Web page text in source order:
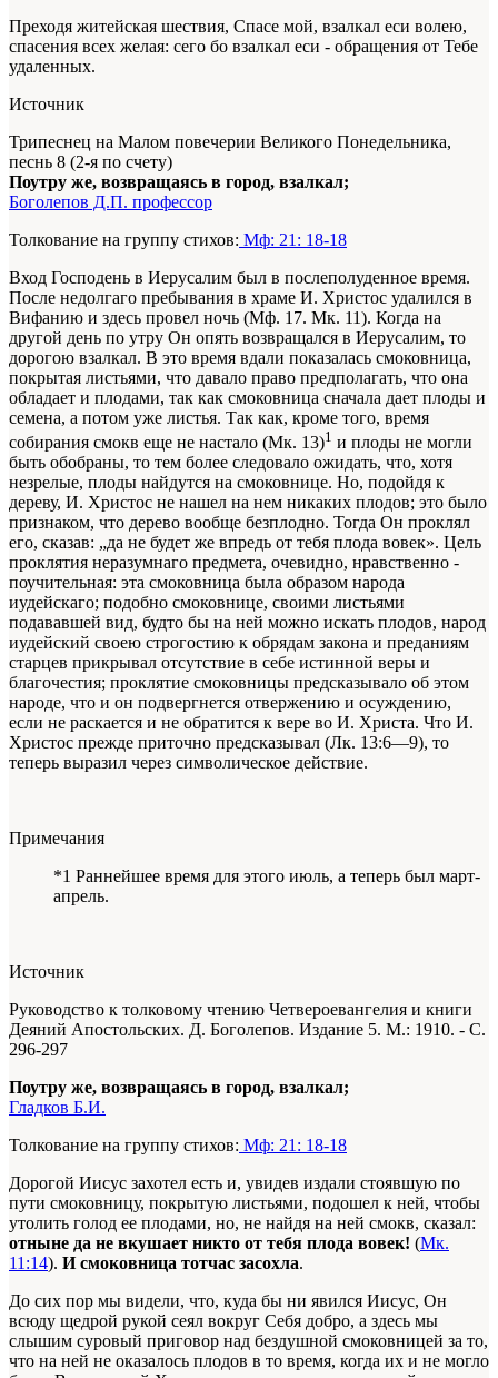
Преходя житейская шествия, Спасе мой, взалкал еси волею,
спасения всех желая: сего бо взалкал еси - обращения от Тебе
удаленных.
Источник
Трипеснец на Малом повечерии Великого Понедельника,
песнь 8 (2-я по счету)
Поутру же, возвращаясь в город, взалкал;
Боголепов Д.П. профессор
Толкование на группу стихов: Мф: 21: 18-18
Вход Господень в Иерусалим был в послеполуденное время.
После недолгаго пребывания в храме И. Христос удалился в
Вифанию и здесь провел ночь (Мф. 17. Мк. 11). Когда на
другой день по утру Он опять возвращался в Иерусалим, то
дорогою взалкал. В это время вдали показалась смоковница,
покрытая листьями, что давало право предполагать, что она
обладает и плодами, так как смоковница сначала дает плоды и
семена, а потом уже листья. Так как, кроме того, время
собирания смокв еще не настало (Мк. 13)1 и плоды не могли
быть обобраны, то тем более следовало ожидать, что, хотя
незрелые, плоды найдутся на смоковнице. Но, подойдя к
дереву, И. Христос не нашел на нем никаких плодов; это было
признаком, что дерево вообще безплодно. Тогда Он проклял
его, сказав: „да не будет же впредь от тебя плода вовек». Цель
проклятия неразумнаго предмета, очевидно, нравственно -
поучительная: эта смоковница была образом народа
иудейскаго; подобно смоковнице, своими листьями
подававшей вид, будто бы на ней можно искать плодов, народ
иудейский своею строгостию к обрядам закона и преданиям
старцев прикрывал отсутствие в себе истинной веры и
благочестия; проклятие смоковницы предсказывало об этом
народе, что и он подвергнется отвержению и осуждению,
если не раскается и не обратится к вере во И. Христа. Что И.
Христос прежде приточно предсказывал (Лк. 13:6—9), то
теперь выразил через символическое действие.
Примечания
*1 Раннейшее время для этого июль, а теперь был март-
апрель.
Источник
Руководство к толковому чтению Четвероевангелия и книги
Деяний Апостольских. Д. Боголепов. Издание 5. М.: 1910. - С.
296-297
Поутру же, возвращаясь в город, взалкал;
Гладков Б.И.
Толкование на группу стихов: Мф: 21: 18-18
Дорогой Иисус захотел есть и, увидев издали стоявшую по
пути смоковницу, покрытую листьями, подошел к ней, чтобы
утолить голод ее плодами, но, не найдя на ней смокв, сказал:
отныне да не вкушает никто от тебя плода вовек! (Мк.
11:14). И смоковница тотчас засохла.
До сих пор мы видели, что, куда бы ни явился Иисус, Он
всюду щедрой рукой сеял вокруг Себя добро, а здесь мы
слышим суровый приговор над бездушной смоковницей за то,
что на ней не оказалось плодов в то время, когда их и не могло